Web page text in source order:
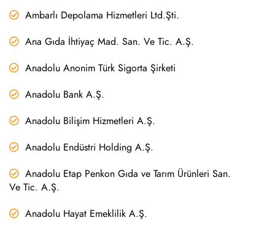
Ambarlı Depolama Hizmetleri Ltd.Şti.
Ana Gıda İhtiyaç Mad. San. Ve Tic. A.Ş.
Anadolu Anonim Türk Sigorta Şirketi
Anadolu Bank A.Ş.
Anadolu Bilişim Hizmetleri A.Ş.
Anadolu Endüstri Holding A.Ş.
Anadolu Etap Penkon Gıda ve Tarım Ürünleri San.
Ve Tic. A.Ş.
Anadolu Hayat Emeklilik A.Ş.